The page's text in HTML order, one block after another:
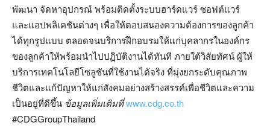
พัฒนา จัดหาอุปกรณ์ พร้อมติดตั้งระบบฮาร์ดแวร์ ซอฟต์แวร์
และแอปพลิเคชันต่างๆ เพื่อให้ตอบสนองความต้องการของลูกค้า
ได้ทุกรูปแบบ ตลอดจนบริการฝึกอบรมให้แก่บุคลากรในองค์กร
ของลูกค้าให้พร้อมนำไปปฏิบัติงานได้ทันที ภายใต้วิสัยทัศน์ ผู้ให้
บริการเทคโนโลยีโซลูชันที่ใช้งานได้จริง ที่มุ่งยกระดับคุณภาพ
ชีวิตและแก้ปัญหาให้แก่สังคมอย่างสร้างสรรค์เพื่อชีวิตและความ
เป็นอยู่ที่ดีขึ้น ข้อมูลเพิ่มเติมที่www.cdg.co.th
#CDGGroupThailand